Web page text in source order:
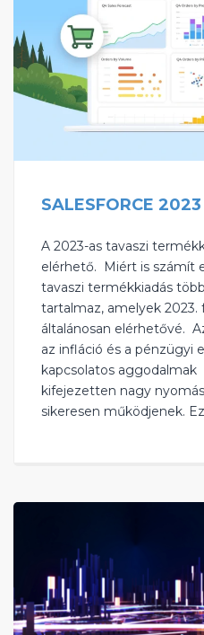
A 2023-as tavaszi
elérhető. ‍ Miért is számít
tavaszi termékkiadás
tartalmaz, amelyek 2023.
általánosan elérhetővé.
az infláció és a pénzügyi
kapcsolatos aggodalmak
kifejezetten nagy
sikeresen működjenek.